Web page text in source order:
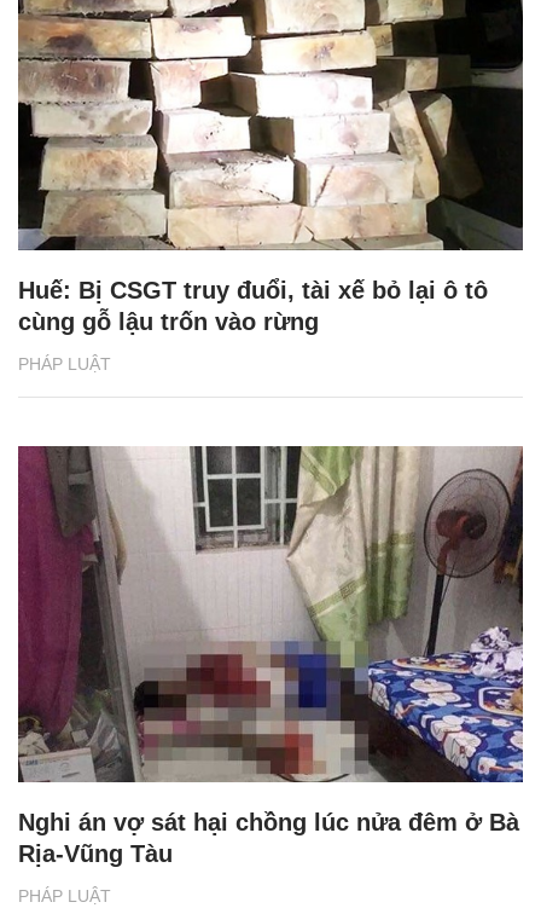
PHÁP LUẬT
Huế: Bị CSGT truy đuổi, tài xế bỏ lại ô tô
cùng gỗ lậu trốn vào rừng
PHÁP LUẬT
Nghi án vợ sát hại chồng lúc nửa đêm ở Bà
Rịa-Vũng Tàu